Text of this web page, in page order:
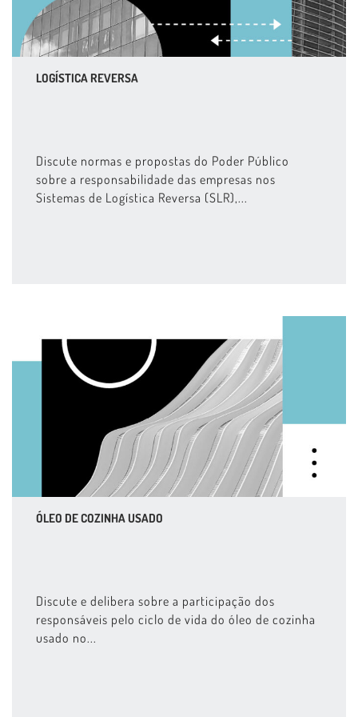
LOGÍSTICA REVERSA
Discute normas e propostas do Poder Público
sobre a responsabilidade das empresas nos
Sistemas de Logística Reversa (SLR),...
ÓLEO DE COZINHA USADO
Discute e delibera sobre a participação dos
responsáveis pelo ciclo de vida do óleo de cozinha
usado no...